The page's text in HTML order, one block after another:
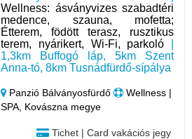
Wellness: ásványvizes szabadtéri
medence, szauna, mofetta;
Étterem, födött terasz, rusztikus
terem, nyárikert, Wi-Fi, parkoló
1,3km Buffogó láp, 5km Szent
Anna-tó, 8km Tusnádfürdő-sípálya
Panzió Bálványosfürdő
Wellness |
SPA, Kovászna megye
Tichet | Card vakációs jegy